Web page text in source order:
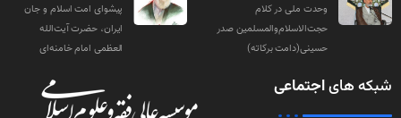
وحدت ملی در کلام
حجت‌الاسلام‌والمسلمین صدر
حسینی(دامت‌ برکاته)
پیشوای امت اسلام و جان
ایران، حضرت آیت‌الله
العظمی امام خامنه‌ای
شبکه هایاجتماعی